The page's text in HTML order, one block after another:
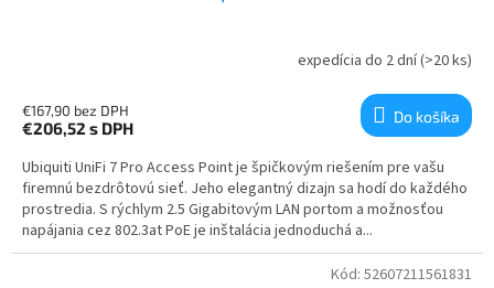
expedícia do 2 dní(>20 ks)
€167,90 bez DPH
€206,52 s DPH
Do košíka
Ubiquiti UniFi 7 Pro Access Point je špičkovým riešením pre vašu
firemnú bezdrôtovú sieť. Jeho elegantný dizajn sa hodí do každého
prostredia. S rýchlym 2.5 Gigabitovým LAN portom a možnosťou
napájania cez 802.3at PoE je inštalácia jednoduchá a...
Kód: 52607211561831